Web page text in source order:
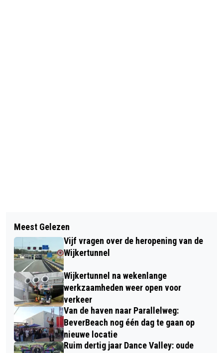
BOSW8ER IN DE KLAS - AFLEVERING
19: DE BIJTJES EN DE BLOEMETJES
STADSFEEST BEVERWIJK:
PROGRAMMA ZEER VEELZIJDIG VOOR
JONG EN OUD
Meest Gelezen
Vijf vragen over de heropening van de
Wijkertunnel
Wijkertunnel na wekenlange
werkzaamheden weer open voor
verkeer
Van de haven naar Parallelweg:
BeverBeach nog één dag te gaan op
nieuwe locatie
Ruim dertig jaar Dance Valley: oude